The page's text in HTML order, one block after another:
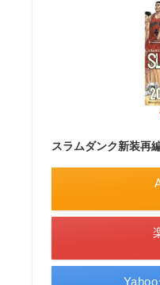
スラムダンク新装再